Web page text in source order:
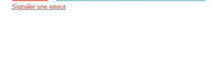
Signaler une erreur